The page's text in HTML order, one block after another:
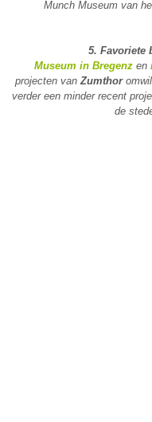
Munch Museum van
5. Favoriete
Museum in Bregenz en
projecten vanZumthor
verder een minder recent
de